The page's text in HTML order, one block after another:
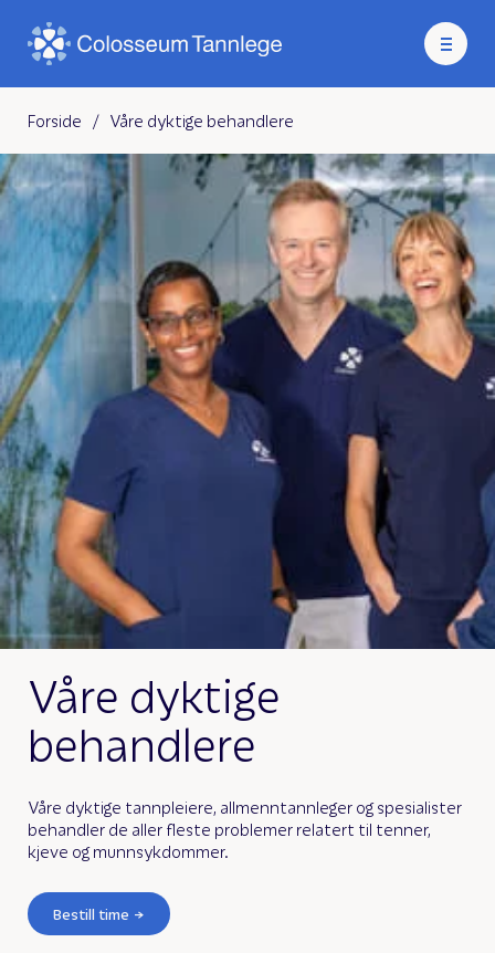
Forside / Våre dyktige behandlere
Våre dyktige
behandlere
Våre dyktige tannpleiere, allmenntannleger og spesialister
behandler de aller fleste problemer relatert til tenner,
kjeve og munnsykdommer.
Bestill time